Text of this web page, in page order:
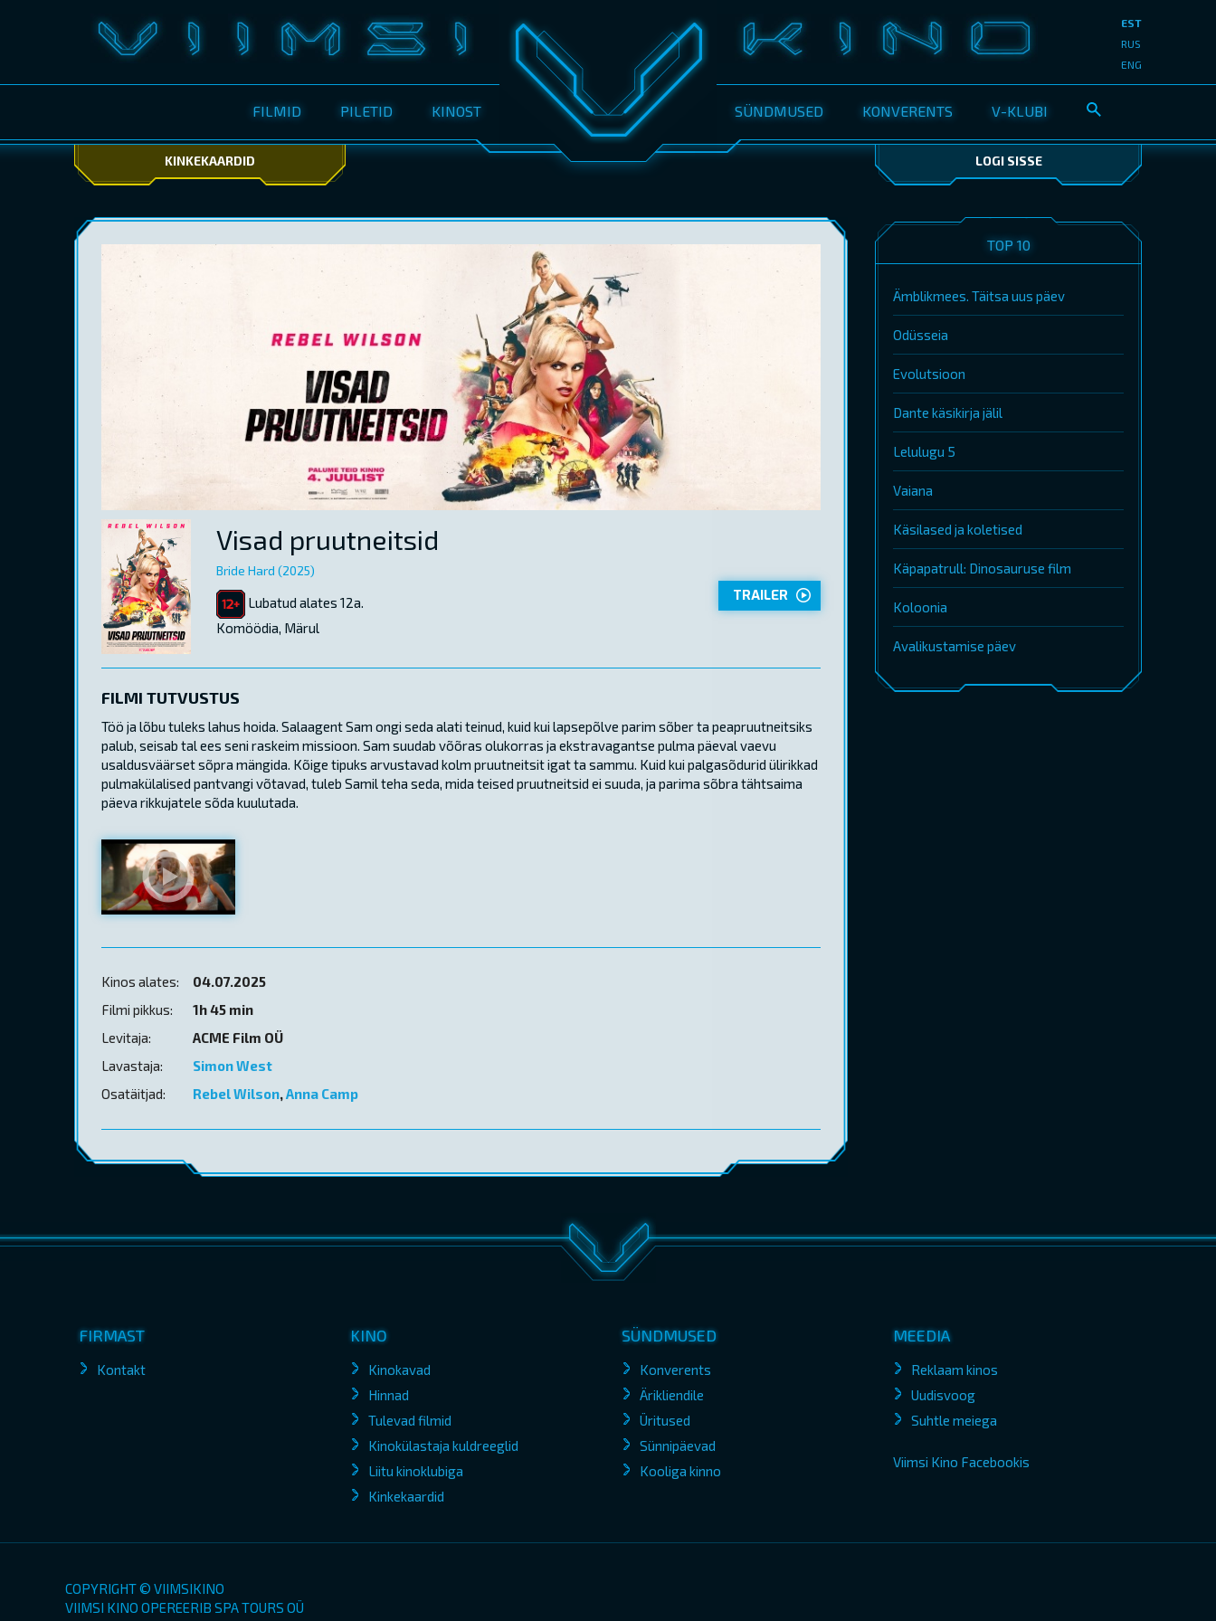
FILMID PILETID KINOST SÜNDMUSED KONVERENTS V-KLUBI
EST
RUS
ENG
KINKEKAARDID LOGI SISSE
Visad pruutneitsid
Bride Hard (2025)
Lubatud alates 12a.
Komöödia, Märul
TRAILER
FILMI TUTVUSTUS
Töö ja lõbu tuleks lahus hoida. Salaagent Sam ongi seda alati teinud, kuid kui lapsepõlve parim sõber ta peapruutneitsiks
palub, seisab tal ees seni raskeim missioon. Sam suudab võõras olukorras ja ekstravagantse pulma päeval vaevu
usaldusväärset sõpra mängida. Kõige tipuks arvustavad kolm pruutneitsit igat ta sammu. Kuid kui palgasõdurid ülirikkad
pulmakülalised pantvangi võtavad, tuleb Samil teha seda, mida teised pruutneitsid ei suuda, ja parima sõbra tähtsaima
päeva rikkujatele sõda kuulutada.
Kinos alates:
04.07.2025
Filmi pikkus:
1h 45 min
Levitaja:
ACME Film OÜ
Lavastaja:
Simon West
Osatäitjad:
Rebel Wilson,Anna Camp
TOP 10
Ämblikmees. Täitsa uus päev
Odüsseia
Evolutsioon
Dante käsikirja jälil
Lelulugu 5
Vaiana
Käsilased ja koletised
Käpapatrull: Dinosauruse film
Koloonia
Avalikustamise päev
FIRMAST
Kontakt
KINO
Kinokavad
Hinnad
Tulevad filmid
Kinokülastaja kuldreeglid
Liitu kinoklubiga
Kinkekaardid
SÜNDMUSED
Konverents
Ärikliendile
Üritused
Sünnipäevad
Kooliga kinno
MEEDIA
Reklaam kinos
Uudisvoog
Suhtle meiega
Viimsi Kino Facebookis
COPYRIGHT © VIIMSIKINO
VIIMSI KINO OPEREERIB SPA TOURS OÜ